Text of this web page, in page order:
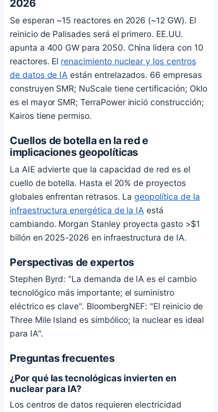
2026
Se esperan ~15 reactores en 2026 (~12 GW). El
reinicio de Palisades será el primero. EE.UU.
apunta a 400 GW para 2050. China lidera con 10
reactores. El renacimiento nuclear y los centros
de datos de IA están entrelazados. 66 empresas
construyen SMR; NuScale tiene certificación; Oklo
es el mayor SMR; TerraPower inició construcción;
Kairos tiene permiso.
Cuellos de botella en la red e
implicaciones geopolíticas
La AIE advierte que la capacidad de red es el
cuello de botella. Hasta el 20% de proyectos
globales enfrentan retrasos. La geopolítica de la
infraestructura energética de la IA está
cambiando. Morgan Stanley proyecta gasto >$1
billón en 2025-2026 en infraestructura de IA.
Perspectivas de expertos
Stephen Byrd: "La demanda de IA es el cambio
tecnológico más importante; el suministro
eléctrico es clave". BloombergNEF: "El reinicio de
Three Mile Island es simbólico; la nuclear es ideal
para IA".
Preguntas frecuentes
¿Por qué las tecnológicas invierten en
nuclear para IA?
Los centros de datos requieren electricidad